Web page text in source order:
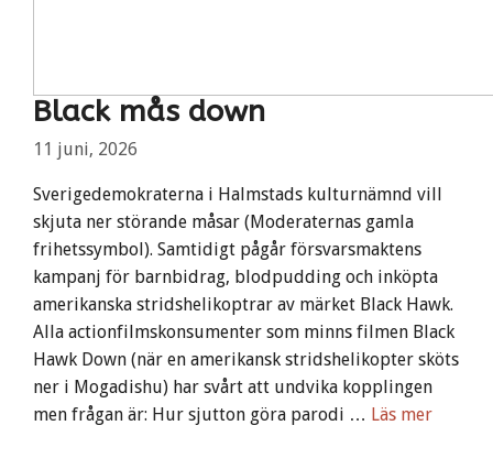
Black mås down
11 juni, 2026
Sverigedemokraterna i Halmstads kulturnämnd vill
skjuta ner störande måsar (Moderaternas gamla
frihetssymbol). Samtidigt pågår försvarsmaktens
kampanj för barnbidrag, blodpudding och inköpta
amerikanska stridshelikoptrar av märket Black Hawk.
Alla actionfilmskonsumenter som minns filmen Black
Hawk Down (när en amerikansk stridshelikopter sköts
ner i Mogadishu) har svårt att undvika kopplingen
men frågan är: Hur sjutton göra parodi … Läs mer